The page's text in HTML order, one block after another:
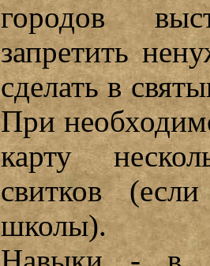
городов
запретить
сделать в
При
карту
свитков
школы).